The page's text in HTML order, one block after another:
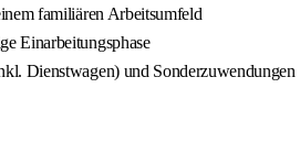
familiären Arbeitsumfeld
Einarbeitungsphase
Dienstwagen) und Sonderzuwendungen